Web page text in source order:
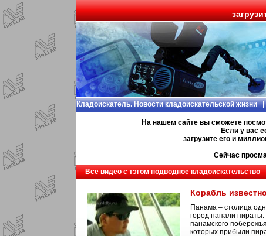
Кладоискатель. Новости кладоискательской жизни
На нашем сайте вы сможете
Если у вас
загрузите его и
Сейчас
Всё видео с тэгом подводное кладоискательство
Корабль
Панама – столица
город напали пираты.
панамского
которых прибыли